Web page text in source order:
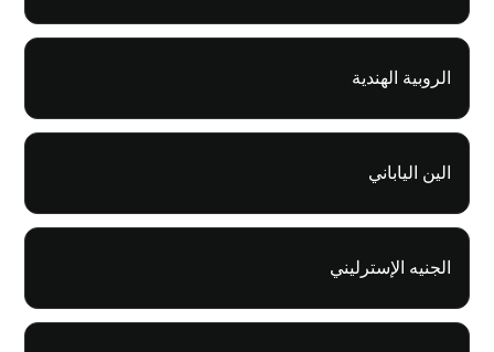
الروبية الهندية
الين الياباني
الجنيه الإسترليني